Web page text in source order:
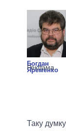
Богдан
Яременко
Таку